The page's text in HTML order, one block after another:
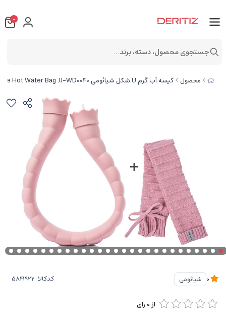
محصول کیسه آب گرم U شکل شیائومی Xiaomi Youpin Jotun Judy U-Shaped Neck Heat Compress Silicone Hot Water Bag JJ-WD0040
شیائومی کدکالا:
از 0 رای
0
جستجوی محصول، دسته، برند...